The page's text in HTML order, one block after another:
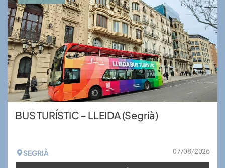
BUS TURÍSTIC – LLEIDA (Segrià)
SEGRIÀ 07/08/2026